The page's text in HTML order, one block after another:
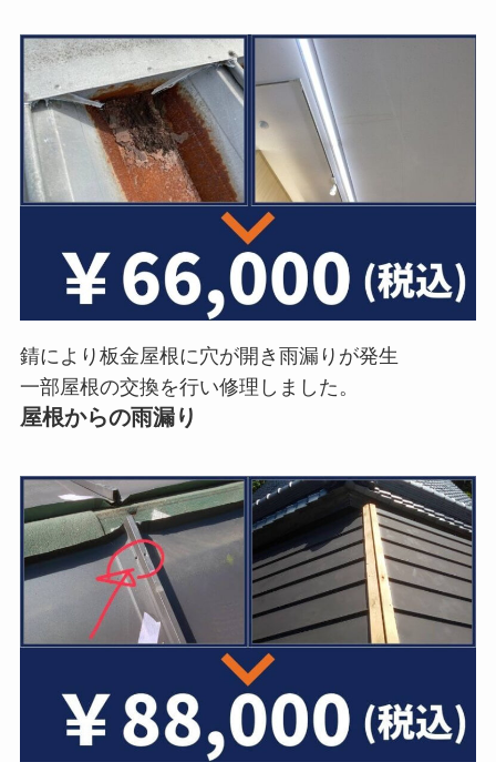
錆により板金屋根に穴が開き雨漏りが発生
一部屋根の交換を行い修理しました。
屋根からの雨漏り